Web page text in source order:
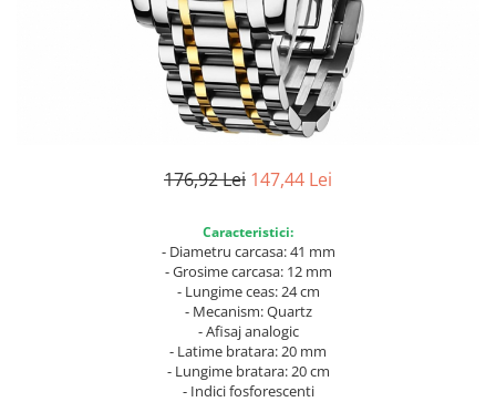
176,92 Lei 147,44 Lei
Caracteristici:
- Diametru carcasa: 41 mm
- Grosime carcasa: 12 mm
- Lungime ceas: 24 cm
- Mecanism: Quartz
- Afisaj analogic
- Latime bratara: 20 mm
- Lungime bratara: 20 cm
- Indici fosforescenti